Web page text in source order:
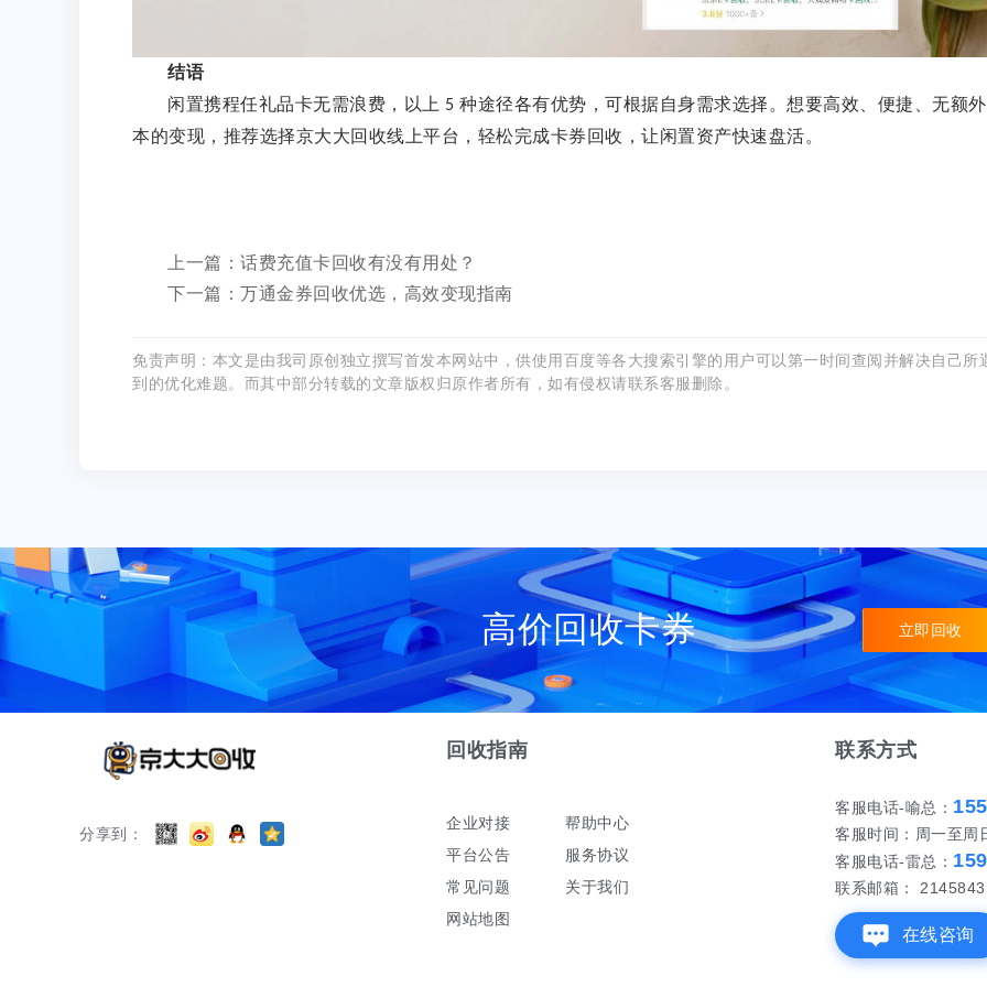
结语
闲置携程任礼品卡无需浪费，以上 5 种途径各有优势，可根据自身需求选择。想要高效、便捷、无额
本的变现，推荐选择京大大回收线上平台，轻松完成卡券回收，让闲置资产快速盘活。
上一篇：话费充值卡回收有没有用处？
下一篇：万通金券回收优选，高效变现指南
免责声明：本文是由我司原创独立撰写首发本网站中，供使用百度等各大搜索引擎的用户可以第一时间查阅并解决自己所
到的优化难题。而其中部分转载的文章版权归原作者所有，如有侵权请联系客服删除。
高价回收卡券 立即回收
分享到：
回收指南
企业对接
平台公告
常见问题
网站地图
帮助中心
服务协议
关于我们
联系方式
客服电话-喻总：
客服时间：周一至
客服电话-雷总：
联系邮箱：
在线咨询